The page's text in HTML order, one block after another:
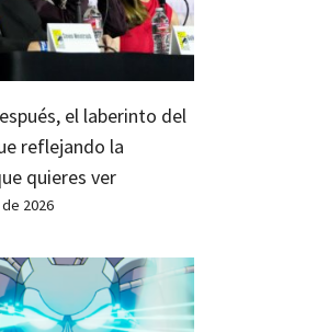
el laberinto del
reflejando la
quieres ver
2026